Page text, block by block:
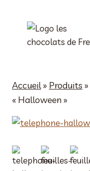
Accueil» Produits »
« Halloween »